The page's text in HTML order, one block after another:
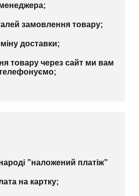
замовлення товару;
доставки;
товару через сайт ми вам
”наложений платіж”
на картку;